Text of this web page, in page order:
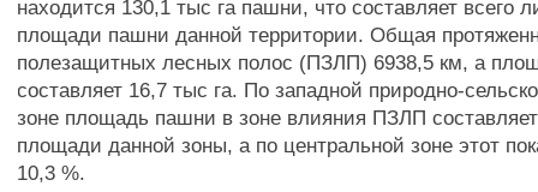
находится 130,1 тыс га пашни, что составляет всего
площади пашни данной территории. Общая
полезащитных лесных полос (ПЗЛП) 6938,5 км, а
составляет 16,7 тыс га. По западной природно-
зоне площадь пашни в зоне влияния ПЗЛП
площади данной зоны, а по центральной зоне этот
10,3 %.